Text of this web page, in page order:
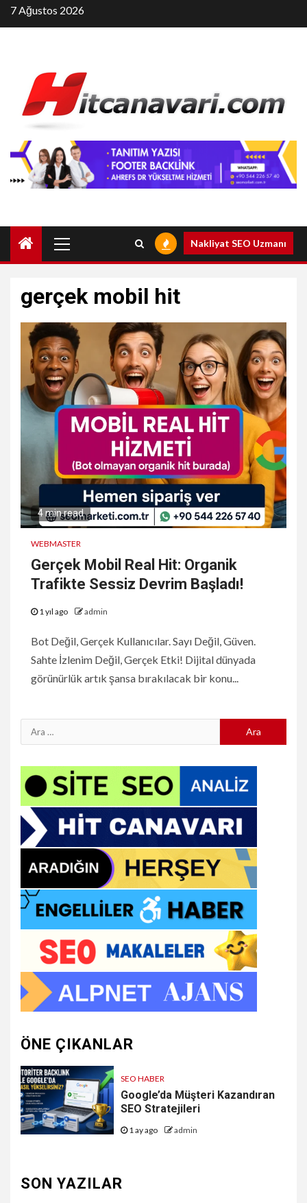
Skip
to
7 Ağustos 2026
Menu
Nakliyat SEO Uzmanı
gerçek mobil hit
4 min read
WEBMASTER
Gerçek Mobil Real Hit: Organik
Trafikte Sessiz Devrim Başladı!
1 yıl ago admin
Bot Değil, Gerçek Kullanıcılar. Sayı Değil, Güven.
Sahte İzlenim Değil, Gerçek Etki! Dijital dünyada
görünürlük artık şansa bırakılacak bir konu...
Arama:
ÖNE ÇIKANLAR
SEO HABER
Google’da Müşteri Kazandıran
SEO Stratejileri
1 ay ago admin
SON YAZILAR